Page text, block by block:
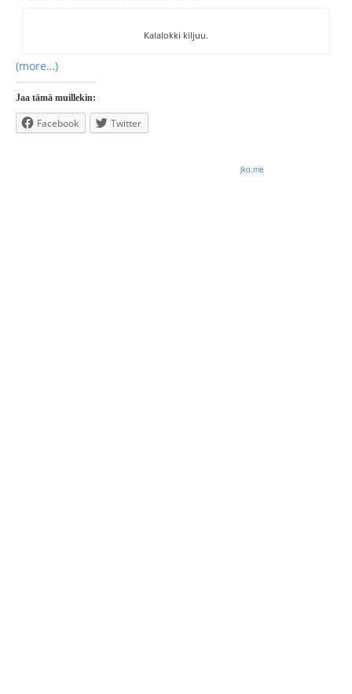
Kalalokki kiljuu.
(more…)
Jaa tämä muillekin:
Facebook Twitter
jko.me